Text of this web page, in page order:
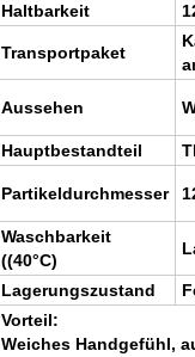
Haltbarkeit
Transportpaket
Aussehen
Hauptbestandteil
Partikeldurchmesser
Waschbarkeit
((40°C)
Lagerungszustand
Vorteil:
Weiches Handgefühl,